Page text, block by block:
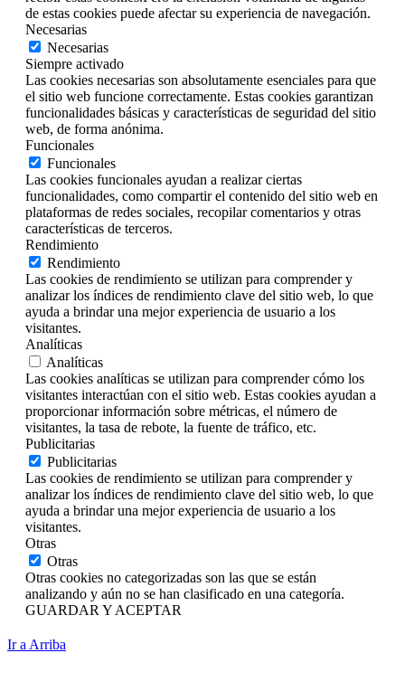
de estas cookies puede afectar su experiencia de navegación.
Necesarias
Necesarias
Siempre activado
Las cookies necesarias son absolutamente esenciales para que
el sitio web funcione correctamente. Estas cookies garantizan
funcionalidades básicas y características de seguridad del sitio
web, de forma anónima.
Funcionales
Funcionales
Las cookies funcionales ayudan a realizar ciertas
funcionalidades, como compartir el contenido del sitio web en
plataformas de redes sociales, recopilar comentarios y otras
características de terceros.
Rendimiento
Rendimiento
Las cookies de rendimiento se utilizan para comprender y
analizar los índices de rendimiento clave del sitio web, lo que
ayuda a brindar una mejor experiencia de usuario a los
visitantes.
Analíticas
Analíticas
Las cookies analíticas se utilizan para comprender cómo los
visitantes interactúan con el sitio web. Estas cookies ayudan a
proporcionar información sobre métricas, el número de
visitantes, la tasa de rebote, la fuente de tráfico, etc.
Publicitarias
Publicitarias
Las cookies de rendimiento se utilizan para comprender y
analizar los índices de rendimiento clave del sitio web, lo que
ayuda a brindar una mejor experiencia de usuario a los
visitantes.
Otras
Otras
Otras cookies no categorizadas son las que se están
analizando y aún no se han clasificado en una categoría.
GUARDAR Y ACEPTAR
Ir a Arriba